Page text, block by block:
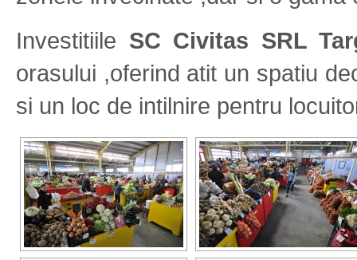
Investitiile SC Civitas SRL
orasului ,oferind atit un spatiu
si un loc de intilnire pentru